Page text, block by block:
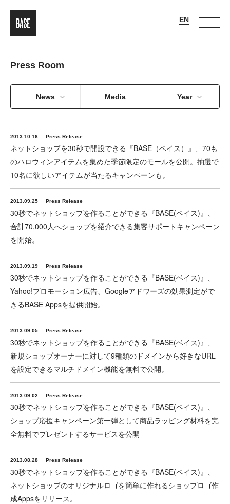
Press Room
News Media Year
2013.10.16 Press Release
ネットショップを30秒で開設できる『BASE（ベイス）』、70も
のハロウィンアイテムを集めた季節限定のモールを公開。抽選で
10名に欲しいアイテムが当たるキャンペーンも。
2013.09.25 Press Release
30秒でネットショップを作ることができる『BASE(ベイス)』、
合計70,000人へショップを紹介できる集客サポートキャンペーン
を開始。
2013.09.19 Press Release
30秒でネットショップを作ることができる『BASE(ベイス)』、
Yahoo!プロモーション広告、Googleアドワーズの効果測定がで
きるBASE Appsを提供開始。
2013.09.05 Press Release
30秒でネットショップを作ることができる『BASE(ベイス)』、
新規ショップオーナーに対して9種類のドメインから好きなURL
を設定できるマルチドメイン機能を無料で公開。
2013.09.02 Press Release
30秒でネットショップを作ることができる『BASE(ベイス)』、
ショップ応援キャンペーン第一弾として商品ラッピング材料を完
全無料でプレゼントするサービスを公開
2013.08.28 Press Release
30秒でネットショップを作ることができる『BASE(ベイス)』、
ネットショップのオリジナルロゴを簡単に作れるショップロゴ作
成Appsをリリース。